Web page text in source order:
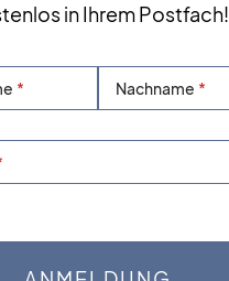
in Ihrem Postfach!
Nachname